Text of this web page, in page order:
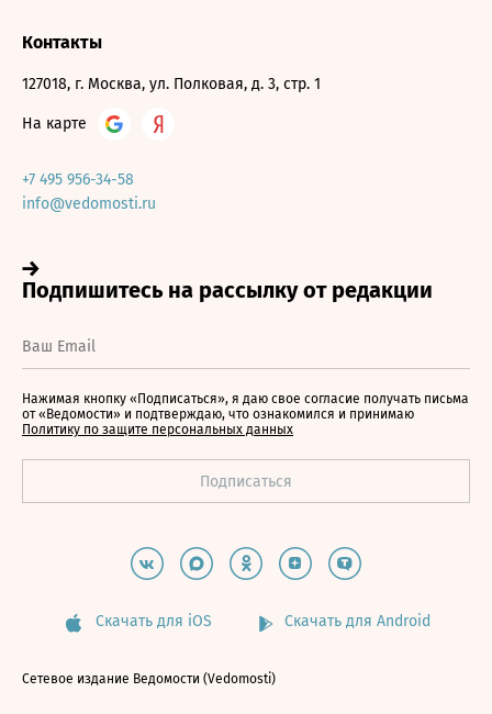
Контакты
127018, г. Москва, ул. Полковая, д. 3, стр. 1
На карте
+7 495 956-34-58
info@vedomosti.ru
Нажимая кнопку «Подписаться», я даю свое согласие получать письма
от «Ведомости» и подтверждаю, что ознакомился и принимаю
Политику по защите персональных данных
Скачать для iOS Скачать для Android
Сетевое издание Ведомости (Vedomosti)